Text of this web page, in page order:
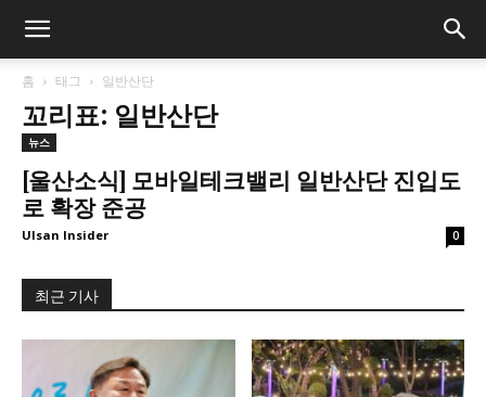
홈 태그 일반산단
꼬리표: 일반산단
뉴스
[울산소식] 모바일테크밸리 일반산단 진입도
로 확장 준공
Ulsan Insider 0
최근 기사